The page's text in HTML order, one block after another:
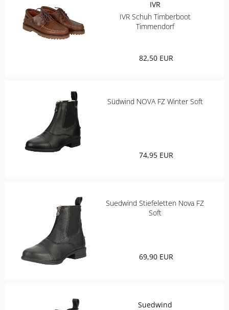
IVR
IVR Schuh Timberboot
Timmendorf
82,50 EUR
Südwind NOVA FZ Winter Soft
74,95 EUR
Suedwind Stiefeletten Nova FZ
Soft
69,90 EUR
Suedwind